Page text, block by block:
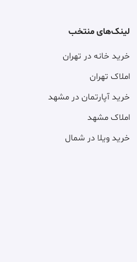
لینک‌های منتخب
خرید خانه در تهران
املاک تهران
خرید آپارتمان در مشهد
املاک مشهد
خرید ویلا در شمال